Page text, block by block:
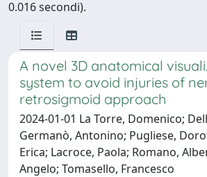
0.016 secondi).
A novel 3D anatomical
system to avoid injuries of
retrosigmoid approach
2024-01-01 La Torre, Domenico;
Germanò, Antonino; Pugliese,
Erica; Lacroce, Paola; Romano,
Angelo; Tomasello, Francesco